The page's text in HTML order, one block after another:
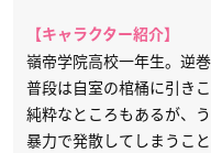
【キャラクター紹介】
嶺帝学院高校一年生。逆巻
普段は自室の棺桶に引きこ
純粋なところもあるが、
暴力で発散してしまうこと